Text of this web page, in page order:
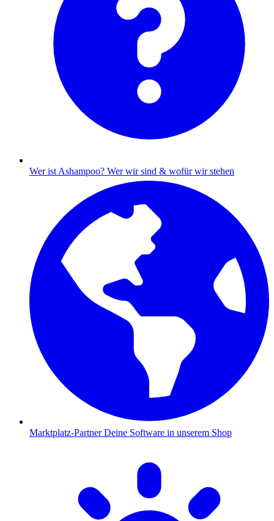
Wer ist Ashampoo? Wer wir sind & wofür wir stehen
Marktplatz-Partner Deine Software in unserem Shop